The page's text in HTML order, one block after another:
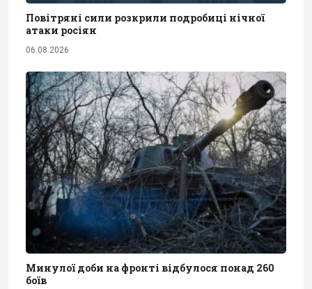
Повітряні сили розкрили подробиці нічної
атаки росіян
06.08.2026
Минулої доби на фронті відбулося понад 260
боїв